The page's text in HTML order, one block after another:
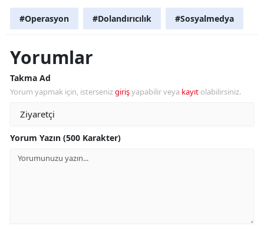
#Operasyon #Dolandırıcılık #Sosyalmedya
Yorumlar
Takma Ad
Yorum yapmak için, istersenizgirişyapabilir veya kayıt olabilirsiniz.
Yorum Yazın (500 Karakter)